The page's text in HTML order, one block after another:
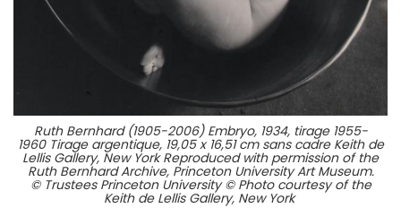
Ruth Bernhard (1905-2006) Embryo, 1934, tirage 1955-
1960 Tirage argentique, 19,05 x 16,51 cm sans cadre Keith de
Lellis Gallery, New York Reproduced with permission of the
Ruth Bernhard Archive, Princeton University Art Museum.
© Trustees Princeton University © Photo courtesy of the
Keith de Lellis Gallery, New York